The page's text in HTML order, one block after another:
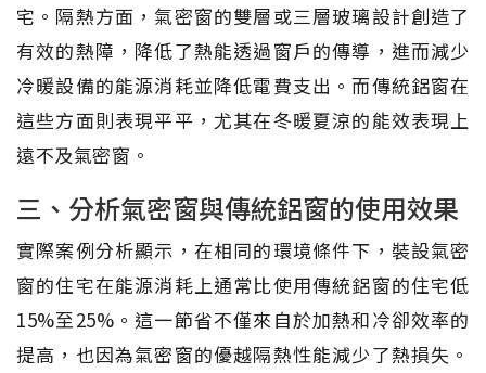
宅。隔熱方面，氣密窗的雙層或三層玻璃設計創造了
有效的熱障，降低了熱能透過窗戶的傳導，進而減少
冷暖設備的能源消耗並降低電費支出。而傳統鋁窗在
這些方面則表現平平，尤其在冬暖夏涼的能效表現上
遠不及氣密窗。
三、分析氣密窗與傳統鋁窗的使用效果
實際案例分析顯示，在相同的環境條件下，裝設氣密
窗的住宅在能源消耗上通常比使用傳統鋁窗的住宅低
15%至25%。這一節省不僅來自於加熱和冷卻效率的
提高，也因為氣密窗的優越隔熱性能減少了熱損失。